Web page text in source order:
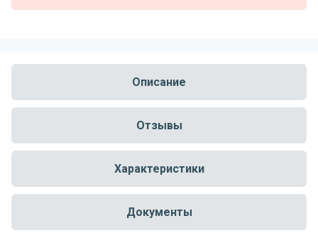
Описание
Отзывы
Характеристики
Документы